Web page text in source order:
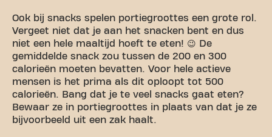
Ook bij snacks spelen portiegroottes een grote rol.
Vergeet niet dat je aan het snacken bent en dus
niet een hele maaltijd hoeft te eten! 😉 De
gemiddelde snack zou tussen de 200 en 300
calorieën moeten bevatten. Voor hele actieve
mensen is het prima als dit oploopt tot 500
calorieën. Bang dat je te veel snacks gaat eten?
Bewaar ze in portiegroottes in plaats van dat je ze
bijvoorbeeld uit een zak haalt.